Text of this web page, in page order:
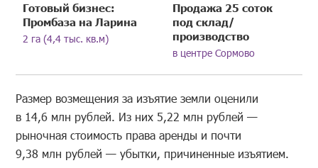
Готовый бизнес:
Промбаза на Ларина
2 га (4,4 тыс. кв.м)
Продажа 25 соток
под склад/
производство
в центре Сормово
Размер возмещения за изъятие земли оценили
в 14,6 млн рублей. Из них 5,22 млн рублей —
рыночная стоимость права аренды и почти
9,38 млн рублей — убытки, причиненные изъятием.